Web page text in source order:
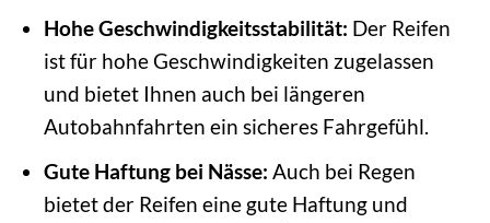
Hohe Geschwindigkeitsstabilität: Der Reifen
ist für hohe Geschwindigkeiten zugelassen
und bietet Ihnen auch bei längeren
Autobahnfahrten ein sicheres Fahrgefühl.
Gute Haftung bei Nässe: Auch bei Regen
bietet der Reifen eine gute Haftung und